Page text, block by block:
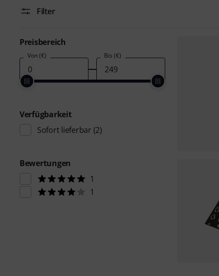
Filter
Preisbereich
Von (€) Bis (€)
Verfügbarkeit
Sofort lieferbar (2)
Bewertungen
1
1